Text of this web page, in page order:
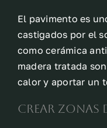
El pavimento es
castigados por el
como cerámica
madera tratada
calor y aportar un
Crear zonas